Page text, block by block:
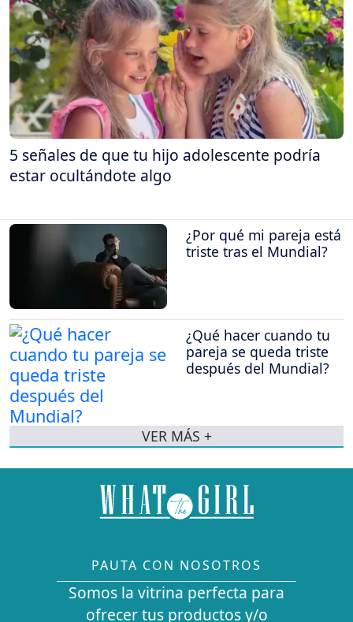
5 señales de que tu hijo adolescente podría
estar ocultándote algo
¿Por qué mi pareja está
triste tras el Mundial?
¿Qué hacer cuando tu
pareja se queda triste
después del Mundial?
VER MÁS +
PAUTA CON NOSOTROS
Somos la vitrina perfecta para
ofrecer tus productos y/o